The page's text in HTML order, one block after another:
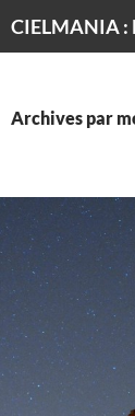
Archives par